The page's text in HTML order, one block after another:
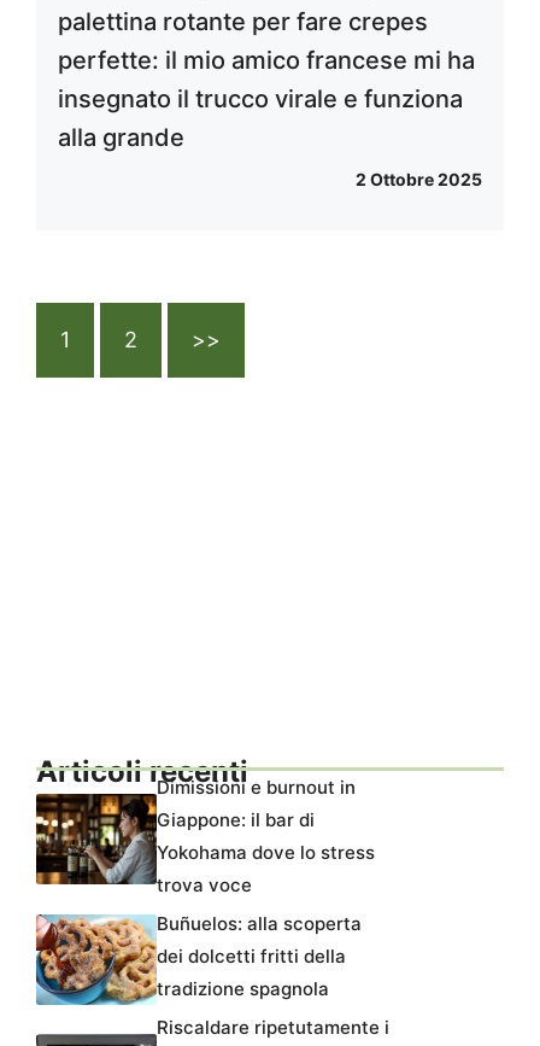
palettina rotante per fare crepes
perfette: il mio amico francese mi ha
insegnato il trucco virale e funziona
alla grande
2 Ottobre 2025
1 2 >>
Articoli recentiDimissioni e burnout in
Giappone: il bar di
Yokohama dove lo stress
trova voce
Buñuelos: alla scoperta
dei dolcetti fritti della
tradizione spagnola
Riscaldare ripetutamente i